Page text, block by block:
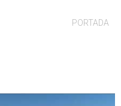
PORTADA